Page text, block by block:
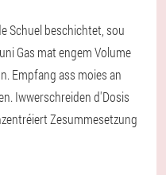
Schuel beschichtet, sou
Gas mat engem Volume
Empfang ass moies an
Iwwerschreiden d'Dosis
Zesummesetzung